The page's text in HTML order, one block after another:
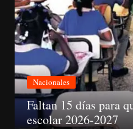
Nacionales
Abinader